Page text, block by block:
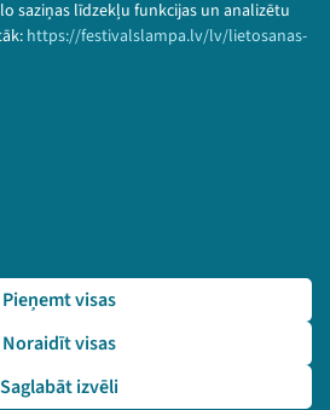
saziņas līdzekļu funkcijas un analizētu
https://festivalslampa.lv/lv/lietosanas-
Saglabāt izvēli
Noraidīt visas
Pieņemt visas
informāciju!
lv/dalibnieki/6047